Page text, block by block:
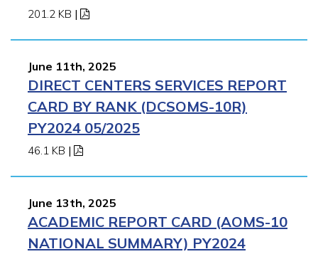
201.2 KB |
June 11th, 2025
DIRECT CENTERS SERVICES REPORT
CARD BY RANK (DCSOMS-10R)
PY2024 05/2025
46.1 KB |
June 13th, 2025
ACADEMIC REPORT CARD (AOMS-10
NATIONAL SUMMARY) PY2024